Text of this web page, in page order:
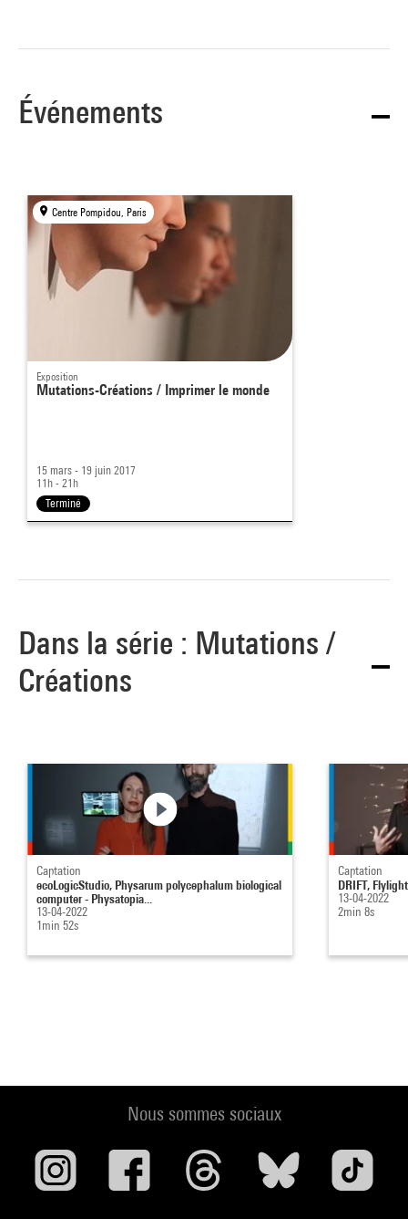
Événements
Centre Pompidou, Paris
Exposition
Mutations-Créations / Imprimer le monde
15 mars - 19 juin 2017
11h - 21h
Terminé
Dans la série : Mutations /
Créations
Captation
ecoLogicStudio, Physarum polycephalum biological
computer - Physatopia...
13-04-2022
1min 52s
Captation
DRIFT,
13-04-2022
2min 8s
Nous sommes sociaux